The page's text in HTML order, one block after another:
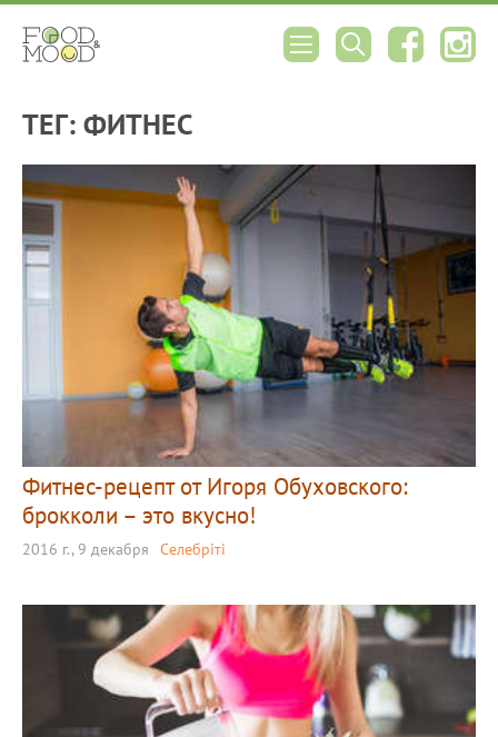
ТЕГ: ФИТНЕС
Фитнес-рецепт от Игоря Обуховского:
брокколи – это вкусно!
2016 г., 9 декабря Селебріті